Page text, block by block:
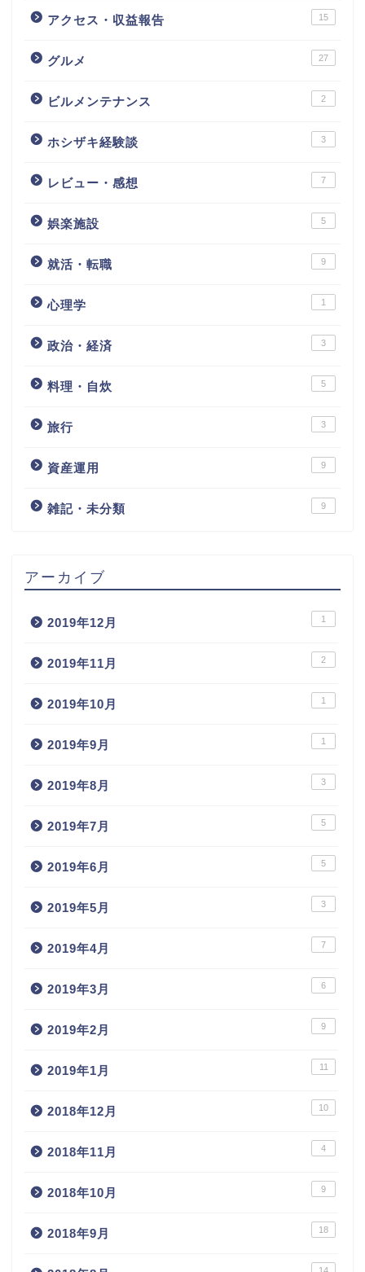
アクセス・収益報告 15
グルメ 27
ビルメンテナンス 2
ホシザキ経験談 3
レビュー・感想 7
娯楽施設 5
就活・転職 9
心理学 1
政治・経済 3
料理・自炊 5
旅行 3
資産運用 9
雑記・未分類 9
アーカイブ
2019年12月 1
2019年11月 2
2019年10月 1
2019年9月 1
2019年8月 3
2019年7月 5
2019年6月 5
2019年5月 3
2019年4月 7
2019年3月 6
2019年2月 9
2019年1月 11
2018年12月 10
2018年11月 4
2018年10月 9
2018年9月 18